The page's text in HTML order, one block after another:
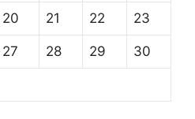
20 21 22 23
27 28 29 30